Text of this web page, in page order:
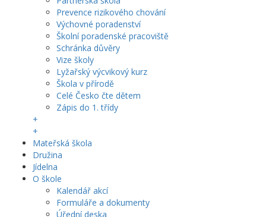
Prevence rizikového chování
Výchovné poradenství
Školní poradenské pracoviště
Schránka důvěry
Vize školy
Lyžařský výcvikový kurz
Škola v přírodě
Celé Česko čte dětem
Zápis do 1. třídy
+
+
Mateřská škola
Družina
Jídelna
O škole
Kalendář akcí
Formuláře a dokumenty
Úřední deska